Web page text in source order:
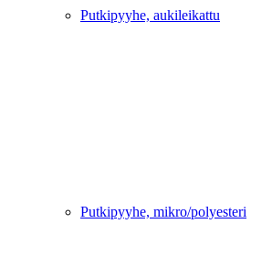
Putkipyyhe, aukileikattu
Putkipyyhe, mikro/polyesteri